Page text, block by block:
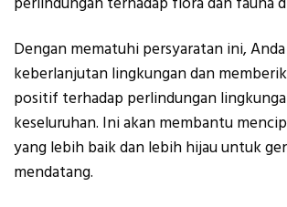
Dengan mematuhi persyaratan ini,
keberlanjutan lingkungan dan
positif terhadap perlindungan
keseluruhan. Ini akan membantu
yang lebih baik dan lebih hijau untuk
mendatang.